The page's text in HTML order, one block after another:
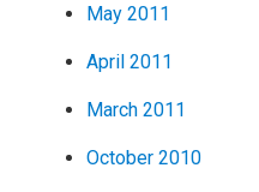
May 2011
April 2011
March 2011
October 2010